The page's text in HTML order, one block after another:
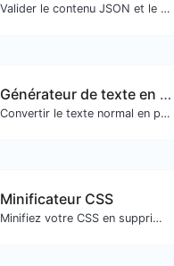
Valider le contenu JSON et le rendre présentable.
Générateur de texte en vieil anglais
Convertir le texte normal en police de caractères anglaise ancienne.
Minificateur CSS
Minifiez votre CSS en supprimant tous les caractères inutiles.